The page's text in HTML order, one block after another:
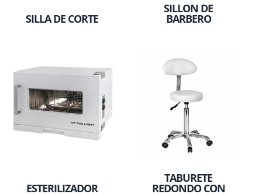
SILLA DE CORTE
SILLON DE
BARBERO
ESTERILIZADOR
TABURETE
REDONDO CON